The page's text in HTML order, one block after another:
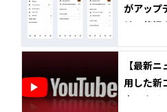
がアップ
益化状況
【最新
用した新
表！ク